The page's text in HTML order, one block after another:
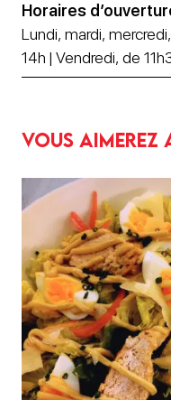
Horaires
Lundi, mardi,
14h | Vendredi, de
Vous aimerez